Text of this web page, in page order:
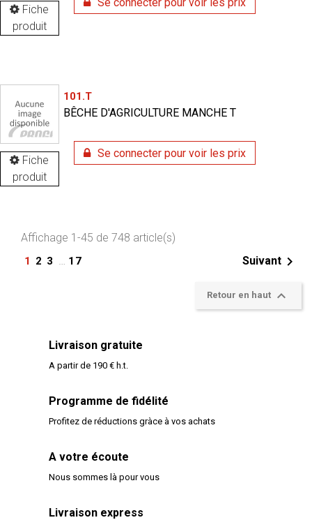
Fiche
produit
Fiche
produit
101.T
BÊCHE D'AGRICULTURE MANCHE T
Se connecter pour voir les prix
Affichage 1-45 de 748 article(s)
1 2 3 17 Suivant 
Retour en haut 
Livraison gratuite
A partir de 190 € h.t.
Programme de fidélité
Profitez de réductions gràce à vos achats
A votre écoute
Nous sommes là pour vous
Livraison express